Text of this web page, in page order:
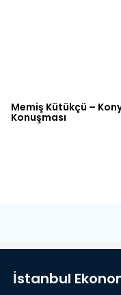
Memiş Kütükçü –
Konuşması
İstanbul